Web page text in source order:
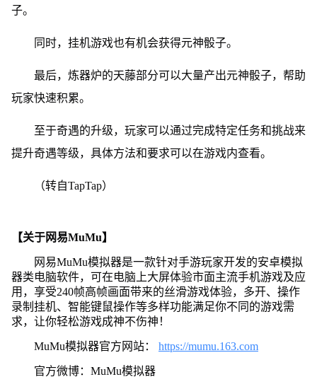
子。
同时，挂机游戏也有机会获得元神骰子。
最后，炼器炉的天藤部分可以大量产出元神骰子，帮助
玩家快速积累。
至于奇遇的升级，玩家可以通过完成特定任务和挑战来
提升奇遇等级，具体方法和要求可以在游戏内查看。
（转自TapTap）
【关于网易MuMu】
网易MuMu模拟器是一款针对手游玩家开发的安卓模拟
器类电脑软件，可在电脑上大屏体验市面主流手机游戏及应
用，享受240帧高帧画面带来的丝滑游戏体验，多开、操作
录制挂机、智能键鼠操作等多样功能满足你不同的游戏需
求，让你轻松游戏成神不伤神！
MuMu模拟器官方网站： https://mumu.163.com
官方微博：MuMu模拟器